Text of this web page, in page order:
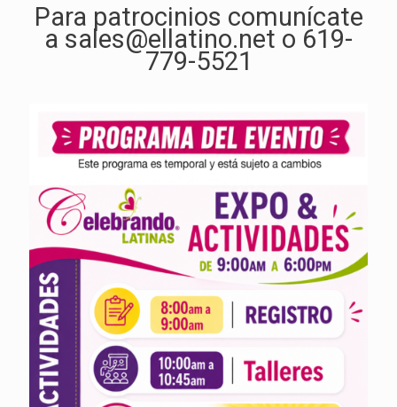
Para patrocinios comunícate
a sales@ellatino.net o 619-
779-5521